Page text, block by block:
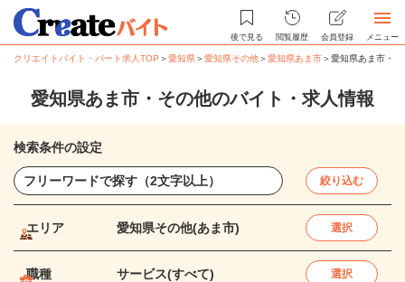
後で見る 閲覧履歴 会員登録 メニュー
クリエイトバイト・パート求人TOP ＞愛知県＞愛知県その他＞愛知県あま市＞愛知県あま市・
愛知県あま市・その他のバイト・求人情報
検索条件の設定
絞り込む
エリア 愛知県その他(あま市) 選択
職種 サービス(すべて) 選択